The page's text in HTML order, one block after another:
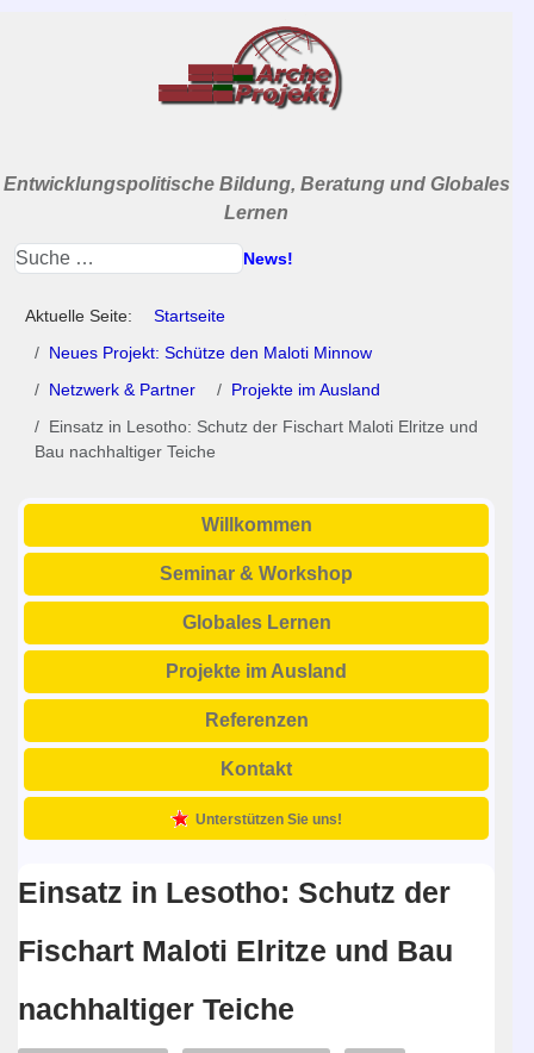
Entwicklungspolitische Bildung, Beratung und Globales
Lernen
News!
Aktuelle Seite:
Startseite
Neues Projekt: Schütze den Maloti Minnow
Netzwerk & Partner
Projekte im Ausland
Einsatz in Lesotho: Schutz der Fischart Maloti Elritze und
Bau nachhaltiger Teiche
Willkommen
Seminar & Workshop
Globales Lernen
Projekte im Ausland
Referenzen
Kontakt
Unterstützen Sie uns!
Einsatz in Lesotho: Schutz der
Fischart Maloti Elritze und Bau
nachhaltiger Teiche